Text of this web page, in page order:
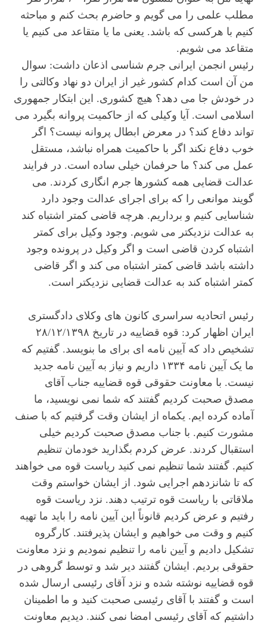
مطلب علمی را می گویم و حاضرم بحث کنم و مباحثه
کنیم با هرکسی که باشد. یعنی ما یا متقاعد می کنیم یا
متقاعد می شویم.
رئیس انجمن ایرانی جرم شناسی اذعان داشت: سوال
من آن است کدام کشور غیر از ایران دو نهاد وکالتی را
در خودش جا می دهد؟ هیچ کشوری. این ابتکار جمهوری
اسلامی است. آیا وکیلی که از حاکمیت پروانه بگیرد می
تواند دفاع کند؟ در معرض ابطال پروانه نیست؟ اگر
خوب دفاع نکند اگر با حاکمیت همراه نباشد، مستقل
عمل می کند؟ ما حرفمان خیلی ساده است. در فرایند
عدالت قضایی همه کشورها جرم انگاری کردند. می
گویند موانعی را که برای اجرای عدالت وجود دارد
شناسایی کنیم و برداریم. هرچه قاضی کمتر اشتباه کند
به عدالت نزدیکتر می شویم. وجود وکیل برای کمتر
اشتباه کردن قاضی است و اگر وکیل در پرونده وجود
داشته باشد قاضی کمتر اشتباه می کند و اگر قاضی
کمتر اشتباه کند به عدالت قضایی نزدیکتر است.
رئیس اتحادیه سراسری کانون های وکلای دادگستری
ایران اظهار کرد: قوه قضاییه در تاریخ ۲۸/۱۲/۱۳۹۸
تشخیص داد که آیین نامه ای برای ما بنویسد. گفتیم که
ما یک آیین نامه ۱۳۳۴ داریم و نیاز به آیین نامه جدید
نیست. با معاونت حقوقی قوه قضاییه جناب آقای
مصدق صحبت کردیم گفتند که شما نمی نویسید، ما
آماده کرده ایم. یکماه از ایشان وقت گرفتیم که با صنف
مشورت کنیم. با جناب مصدق صحبت کردیم خیلی
استقبال کردند. عرض کردم بگذارید خودمان تنظیم
کنیم. گفتند شما تنظیم نمی کنید ریاست قوه می خواهند
که تا شانزدهم اجرایی شود. از ایشان خواستم وقت
ملاقاتی با ریاست قوه ترتیب دهند. نزد ریاست قوه
رفتیم و عرض کردیم قانوناً این آیین نامه را باید ما تهیه
کنیم و وقت می خواهیم و ایشان پذیرفتند. کارگروه
تشکیل دادیم و آیین نامه را تنظیم نمودیم و نزد معاونت
حقوقی بردیم. ایشان گفتند دیر شد و توسط گروهی در
قوه قضاییه نوشته شده و نزد آقای رئیسی ارسال شده
است و گفتند با آقای رئیسی صحبت کنید و ما اطمینان
داشتیم که آقای رئیسی امضا نمی کنند. دیدیم معاونت